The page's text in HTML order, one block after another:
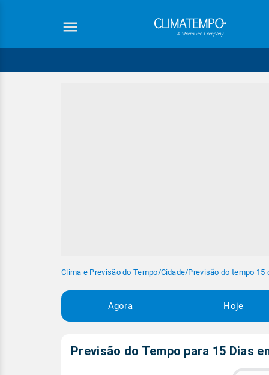
Clima e Previsão do Tempo/Cidade/Previsão do tempo 15
Agora Hoje
Previsão do Tempo para 15 Dias